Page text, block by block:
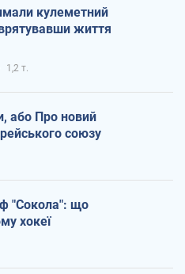
кулеметний
життя
1,2 т.
або Про новий
союзу
"Сокола": що
хокеї